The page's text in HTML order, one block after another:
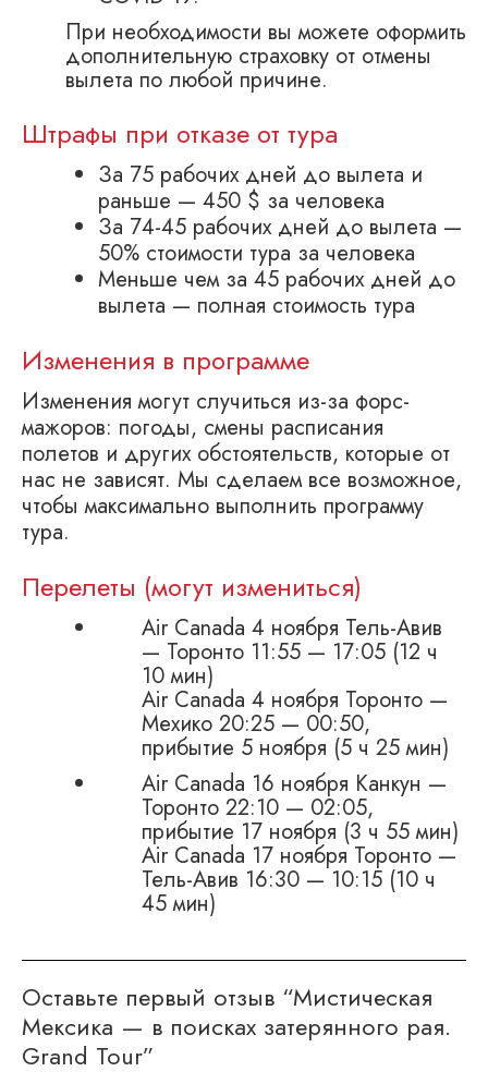
При необходимости вы можете оформить
дополнительную страховку от отмены
вылета по любой причине.
Штрафы при отказе от тура
За 75 рабочих дней до вылета и
раньше — 450 $ за человека
За 74-45 рабочих дней до вылета —
50% стоимости тура за человека
Меньше чем за 45 рабочих дней до
вылета — полная стоимость тура
Изменения в программе
Изменения могут случиться из-за форс-
мажоров: погоды, смены расписания
полетов и других обстоятельств, которые от
нас не зависят. Мы сделаем все возможное,
чтобы максимально выполнить программу
тура.
Перелеты (могут измениться)
Air Canada 4 ноября Тель-Авив
— Торонто 11:55 — 17:05 (12 ч
10 мин)
Air Canada 4 ноября Торонто —
Мехико 20:25 — 00:50,
прибытие 5 ноября (5 ч 25 мин)
Air Canada 16 ноября Канкун —
Торонто 22:10 — 02:05,
прибытие 17 ноября (3 ч 55 мин)
Air Canada 17 ноября Торонто —
Тель-Авив 16:30 — 10:15 (10 ч
45 мин)
Оставьте первый отзыв “Мистическая
Мексика — в поисках затерянного рая.
Grand Tour”